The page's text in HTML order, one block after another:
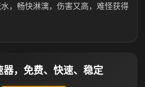
，畅快淋漓，伤害又高，难怪获得
器，免费、快速、稳定